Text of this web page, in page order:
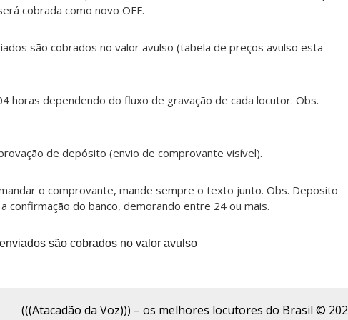
cobrada como novo OFF.
são cobrados no valor avulso (tabela de preços avulso esta
horas dependendo do fluxo de gravação de cada locutor. Obs.
de depósito (envio de comprovante visível).
o comprovante, mande sempre o texto junto. Obs. Deposito
do banco, demorando entre 24 ou mais.
são cobrados no valor avulso
(((Atacadão da Voz))) – os melhores locutores do Brasil ©